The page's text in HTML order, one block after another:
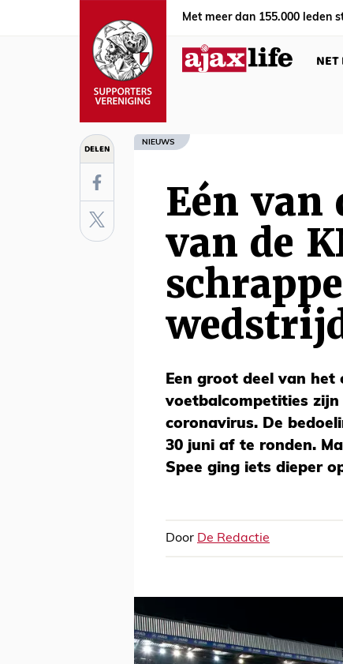
Met meer dan 155.000 leden
DELEN NIEUWS
Eén van
van de
Een groot deel van het
voetbalcompetities
coronavirus. De
30 juni af te ronden.
Spee ging iets dieper
Door De Redactie